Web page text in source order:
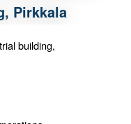
Pirkkala
building,